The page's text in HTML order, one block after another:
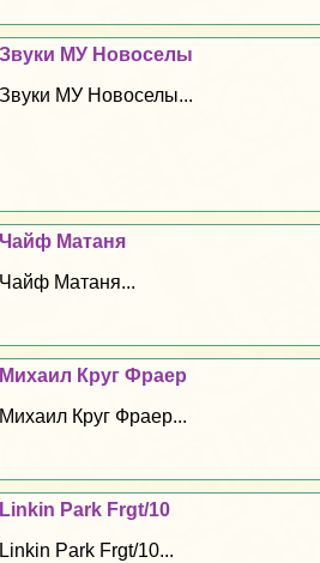
Звуки МУ Новоселы
Звуки МУ Новоселы...
Чайф Матаня
Чайф Матаня...
Михаил Круг Фраер
Михаил Круг Фраер...
Linkin Park Frgt/10
Linkin Park Frgt/10...